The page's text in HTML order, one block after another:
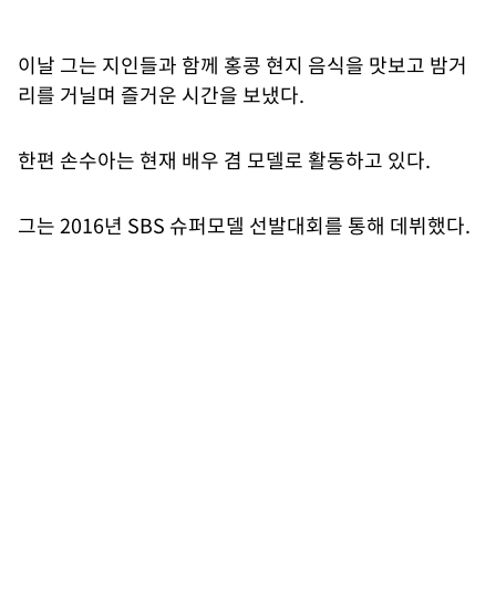
이날 그는 지인들과 함께 홍콩 현지 음식을 맛보고 밤거
리를 거닐며 즐거운 시간을 보냈다.
한편 손수아는 현재 배우 겸 모델로 활동하고 있다.
그는 2016년 SBS 슈퍼모델 선발대회를 통해 데뷔했다.